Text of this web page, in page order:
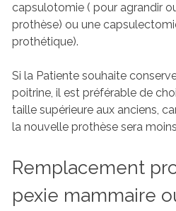
capsulotomie ( pour agrandir
prothèse) ou une
prothétique).
Si la Patiente souhaite
poitrine, il est préférable de
taille supérieure aux anciens,
la nouvelle prothèse sera
Remplacement
pexie mammaire